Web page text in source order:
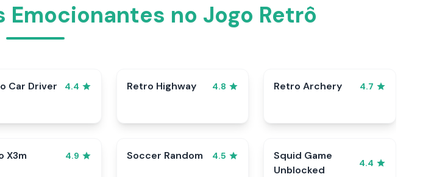
no Jogo Retrô
Car Driver 4.4 Retro Highway 4.8 Retro Archery 4.7
X3m 4.9 Soccer Random 4.5
Squid Game
Unblocked
4.4